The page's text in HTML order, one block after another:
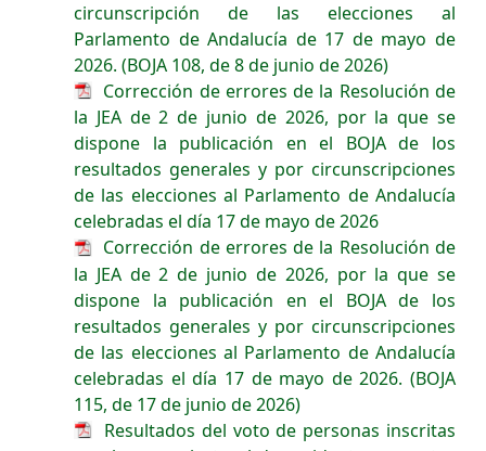
circunscripción de las elecciones al
Parlamento de Andalucía de 17 de mayo de
2026. (BOJA 108, de 8 de junio de 2026)
Corrección de errores de la Resolución de
la JEA de 2 de junio de 2026, por la que se
dispone la publicación en el BOJA de los
resultados generales y por circunscripciones
de las elecciones al Parlamento de Andalucía
celebradas el día 17 de mayo de 2026
Corrección de errores de la Resolución de
la JEA de 2 de junio de 2026, por la que se
dispone la publicación en el BOJA de los
resultados generales y por circunscripciones
de las elecciones al Parlamento de Andalucía
celebradas el día 17 de mayo de 2026. (BOJA
115, de 17 de junio de 2026)
Resultados del voto de personas inscritas